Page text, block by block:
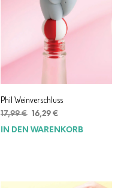
Phil Weinverschluss
17,99€ Ursprünglicher
16,29 €Aktueller
IN DEN WARENKORB